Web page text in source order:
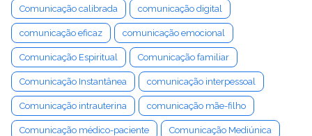
Comunicação calibrada comunicação digital
comunicação eficaz comunicação emocional
Comunicação Espiritual Comunicação familiar
Comunicação Instantânea comunicação interpessoal
Comunicação intrauterina comunicação mãe-filho
Comunicação médico-paciente Comunicação Mediúnica